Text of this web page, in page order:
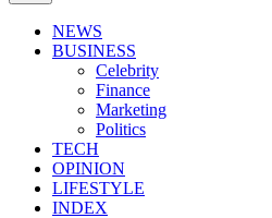
NEWS
BUSINESS
Celebrity
Finance
Marketing
Politics
TECH
OPINION
LIFESTYLE
INDEX